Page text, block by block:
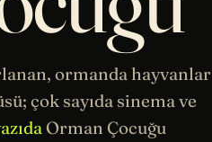
ormanda hayvanlar
çok sayıda sinemave
Orman Çocuğu